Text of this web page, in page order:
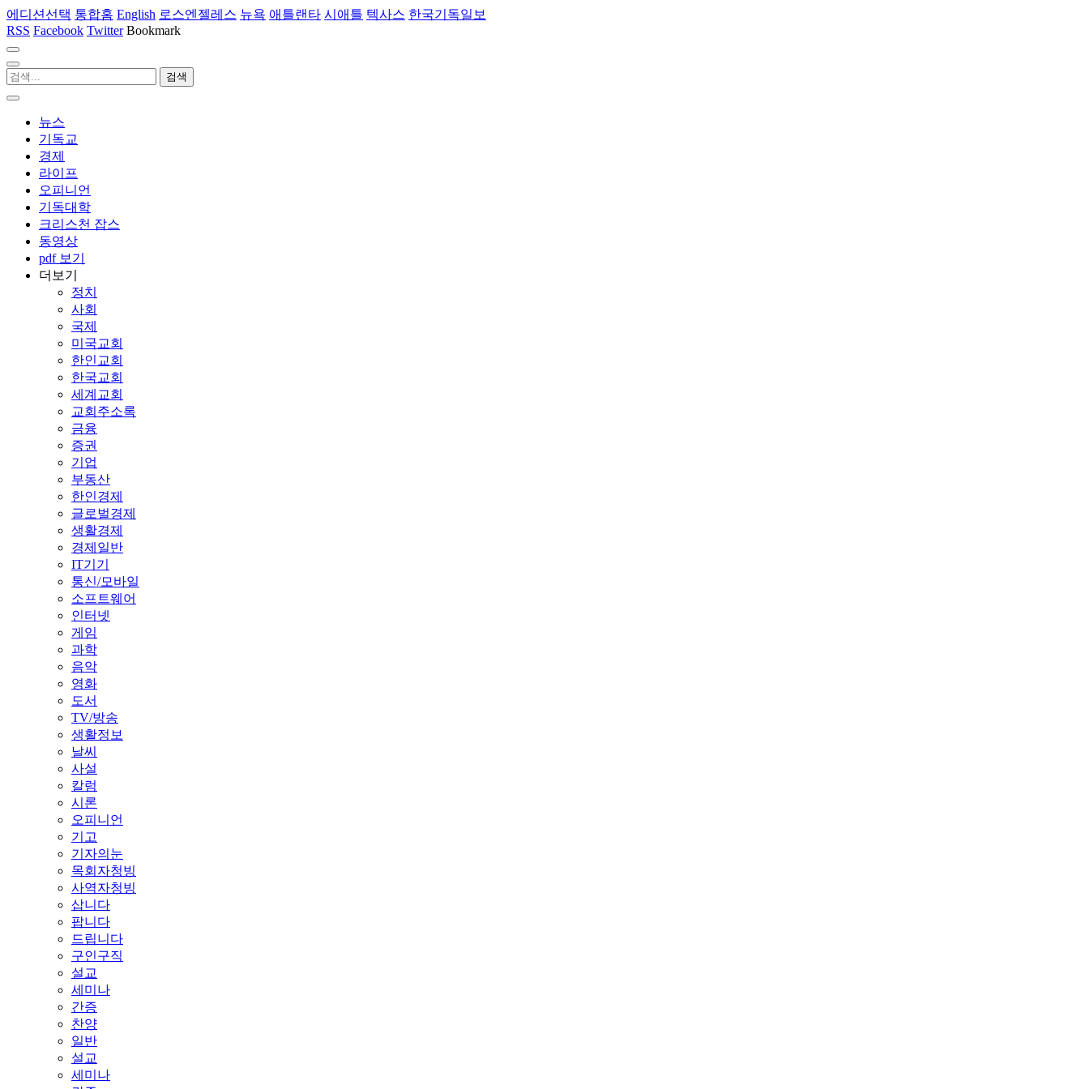
에디션선택 통합홈 English 로스엔젤레스 뉴욕 애틀랜타 시애틀 텍사스 한국기독일보
RSS Facebook Twitter Bookmark
뉴스
기독교
경제
라이프
오피니언
기독대학
크리스천 잡스
동영상
pdf 보기
더보기
정치
사회
국제
미국교회
한인교회
한국교회
세계교회
교회주소록
금융
증권
기업
부동산
한인경제
글로벌경제
생활경제
경제일반
IT기기
통신/모바일
소프트웨어
인터넷
게임
과학
음악
영화
도서
TV/방송
생활정보
날씨
사설
칼럼
시론
오피니언
기고
기자의눈
목회자청빙
사역자청빙
삽니다
팝니다
드립니다
구인구직
설교
세미나
간증
찬양
일반
설교
세미나